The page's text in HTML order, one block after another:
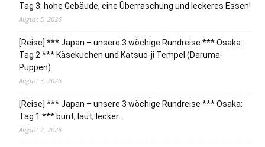
Tag 3: hohe Gebäude, eine Überraschung und leckeres Essen!
August 5, 2026
[Reise] *** Japan – unsere 3 wöchige Rundreise *** Osaka:
Tag 2 *** Käsekuchen und Katsuo-ji Tempel (Daruma-
Puppen)
August 3, 2026
[Reise] *** Japan – unsere 3 wöchige Rundreise *** Osaka:
Tag 1 *** bunt, laut, lecker…
August 2, 2026